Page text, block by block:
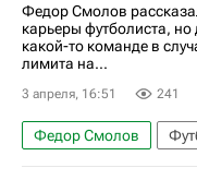
Федор Смолов
карьеры футболиста, но
какой-то команде в
лимита на...
3 апреля, 16:51 241
Федор Смолов
Краснодар